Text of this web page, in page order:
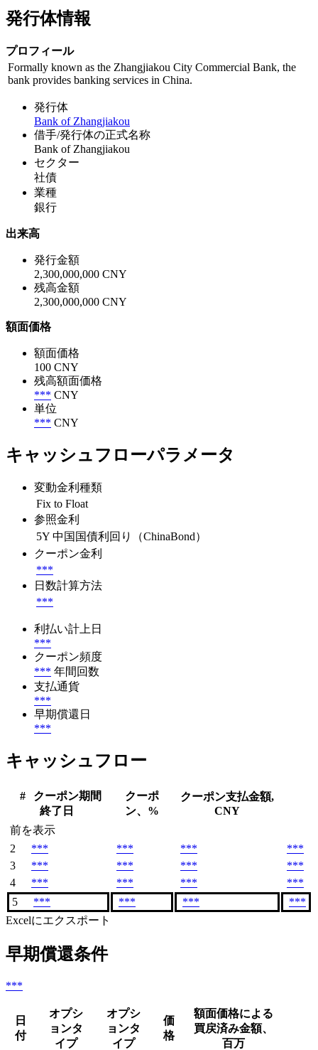
発行体情報
プロフィール
Formally known as the Zhangjiakou City Commercial Bank, the
bank provides banking services in China.
発行体
Bank of Zhangjiakou
借手/発行体の正式名称
Bank of Zhangjiakou
セクター
社債
業種
銀行
出来高
発行金額
2,300,000,000 CNY
残高金額
2,300,000,000 CNY
額面価格
額面価格
100 CNY
残高額面価格
*** CNY
単位
*** CNY
キャッシュフローパラメータ
変動金利種類
Fix to Float
参照金利
5Y 中国国債利回り（ChinaBond）
クーポン金利
***
日数計算方法
***
利払い計上日
***
クーポン頻度
*** 年間回数
支払通貨
***
早期償還日
***
キャッシュフロー
#
クーポン期間
終了日
クーポ
ン、%
クーポン支払金額,
CNY
前を表示
2
*** *** ***
***
3
*** *** ***
***
4
*** *** ***
***
5
*** *** ***
***
Excelにエクスポート
早期償還条件
***
日
付
オプシ
ョンタ
イプ
オプシ
ョンタ
イプ
価
格
額面価格による
買戻済み金額、
百万